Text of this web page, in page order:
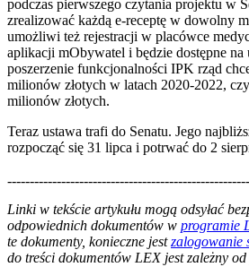
podczas pierwszego czytania projektu w
zrealizować każdą e-receptę w dowolny
umożliwi też rejestracji w placówce
aplikacji mObywatel i będzie dostępne
poszerzenie funkcjonalności IPK rząd
milionów złotych w latach 2020-2022,
milionów złotych.
Teraz ustawa trafi do Senatu. Jego
rozpocząć się 31 lipca i potrwać do 2
Linki w tekście artykułu mogą odsyłać
odpowiednich dokumentów w programie
te dokumenty, konieczne jestzalogowanie
do treści dokumentów LEX jest zależny